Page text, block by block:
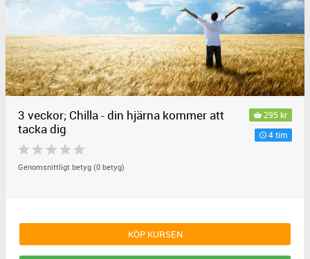
295 kr
4 tim
3 veckor; Chilla - din hjärna kommer att
tacka dig
Genomsnittligt betyg (0 betyg)
KÖP KURSEN